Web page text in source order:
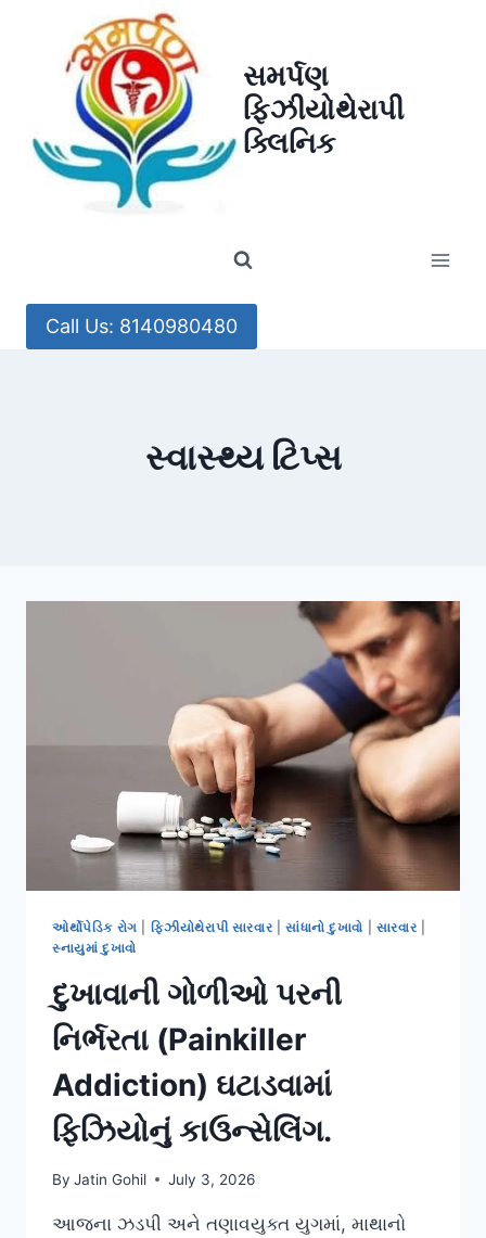
સમર્પણ
ફિઝીયોથેરાપી
ક્લિનિક
Call Us: 8140980480
સ્વાસ્થ્ય ટિપ્સ
ઓર્થોપેડિક રોગ ફિઝીયોથેરાપી સારવાર સાંધાનો દુખાવો સારવાર
સ્નાયુમાં દુખાવો
દુખાવાની ગોળીઓ પરની
નિર્ભરતા (Painkiller
Addiction) ઘટાડવામાં
ફિઝિયોનું કાઉન્સેલિંગ.
By Jatin Gohil July 3, 2026
આજના ઝડપી અને તણાવયુક્ત યુગમાં, માથાનો